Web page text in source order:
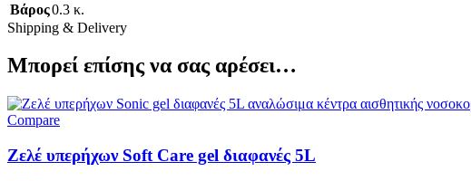
Βάρος0.3 κ.
Shipping & Delivery
Μπορεί επίσης να σας αρέσει…
Compare
Ζελέ υπερήχων Soft Care gel διαφανές 5L